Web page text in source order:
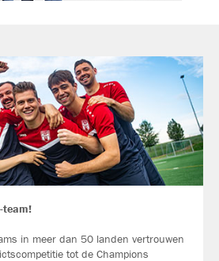
team!
in meer dan 50 landen vertrouwen
tot de Champions